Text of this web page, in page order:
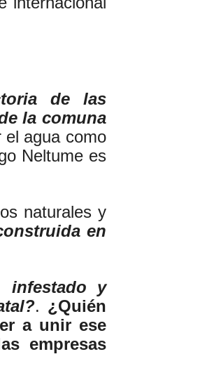
de las
la comuna
el agua como
Neltume es
naturales y
en
infestado y
. ¿Quién
a unir ese
empresas